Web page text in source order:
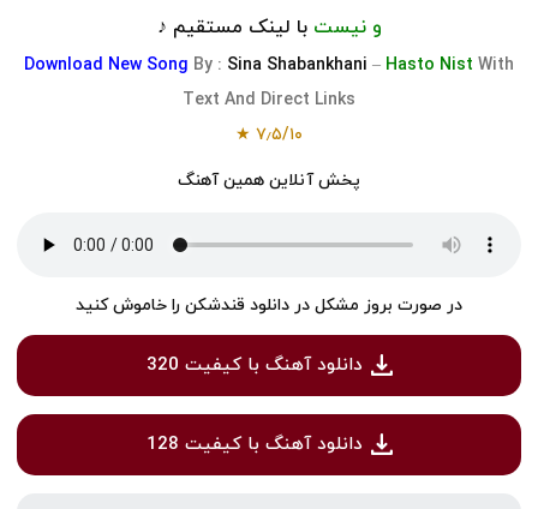
و نیست با لینک مستقیم ♪
Download New Song By : Sina Shabankhani – Hasto Nist With
Text And Direct Links
۷٫۵/۱۰
★
پخش آنلاین همین آهنگ
در صورت بروز مشکل در دانلود قندشکن را خاموش کنید
دانلود آهنگ با کیفیت 320
دانلود آهنگ با کیفیت 128